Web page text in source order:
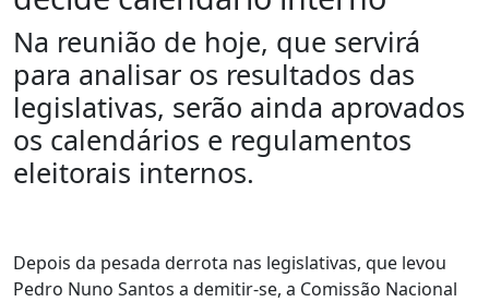
Na reunião de hoje, que servirá
para analisar os resultados das
legislativas, serão ainda aprovados
os calendários e regulamentos
eleitorais internos.
Depois da pesada derrota nas legislativas, que levou
Pedro Nuno Santos a demitir-se, a Comissão Nacional